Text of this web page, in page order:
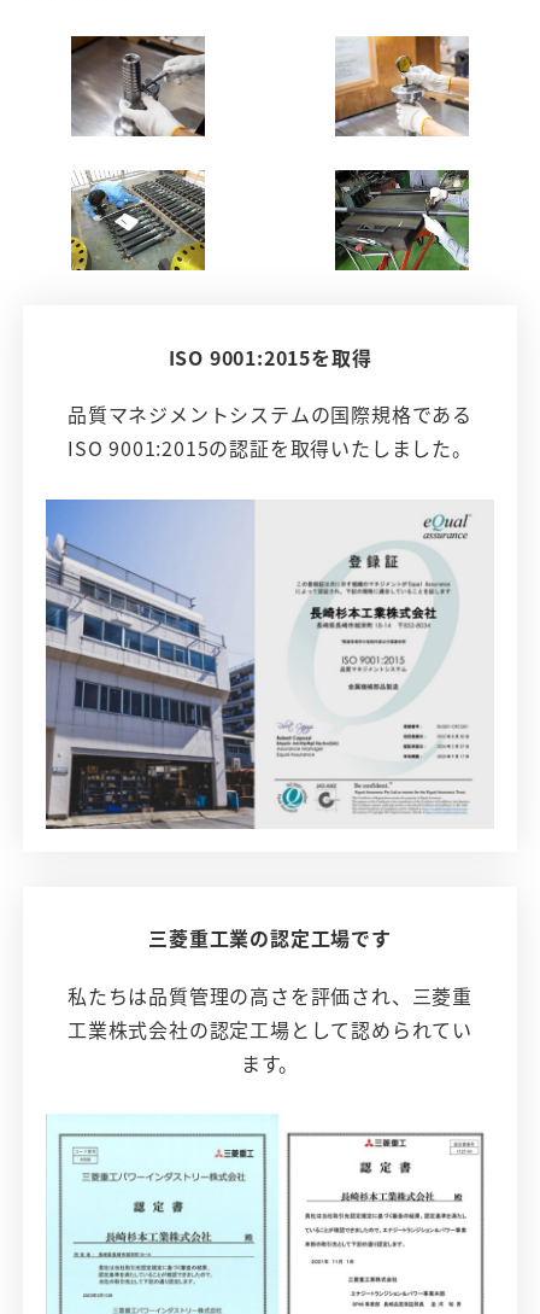
ISO 9001:2015を取得
品質マネジメントシステムの国際規格である
ISO 9001:2015の認証を取得いたしました。
三菱重工業の認定工場です
私たちは品質管理の高さを評価され、三菱重
工業株式会社の認定工場として認められてい
ます。